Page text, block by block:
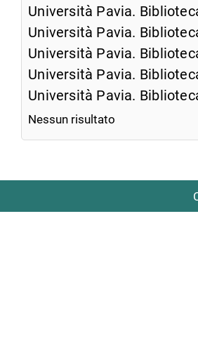
Università Pavia.
Università Pavia.
Università Pavia.
Università Pavia.
Università Pavia.
Nessun risultato